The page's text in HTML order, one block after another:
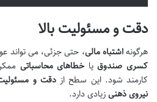
دقت و مسئولیت بالا
هرگونهاشتباه مالی، حتی جزئی، می تواند
کسری صندوقیا خطاهای محاسباتی
کارمند شود. این سطح ازدقت و
نیروی ذهنیزیادی دارد.